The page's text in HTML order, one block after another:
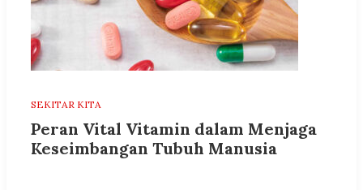
SEKITAR KITA
Peran Vital Vitamin dalam Menjaga
Keseimbangan Tubuh Manusia